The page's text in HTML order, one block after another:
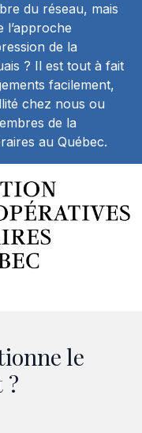
du réseau, mais
l’approche
de la
? Il est tout à fait
facilement,
chez nous ou
de la
au Québec.
le